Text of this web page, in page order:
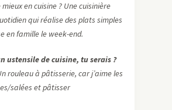
en cuisine ? Une cuisinière
qui réalise des plats simples
en famille le week-end.
ustensile de cuisine, tu serais ?
rouleau à pâtisserie, car j’aime les
salées et pâtisser